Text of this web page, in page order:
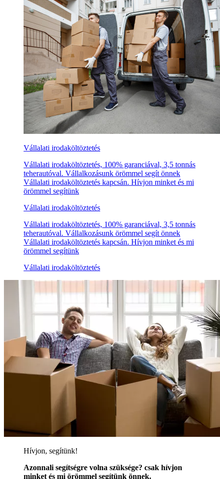
Vállalati irodaköltöztetés
Vállalati irodaköltöztetés, 100% garanciával, 3,5 tonnás
teherautóval. Vállalkozásunk örömmel segít önnek
Vállalati irodaköltöztetés kapcsán. Hívjon minket és mi
örömmel segítünk
Vállalati irodaköltöztetés
Vállalati irodaköltöztetés, 100% garanciával, 3,5 tonnás
teherautóval. Vállalkozásunk örömmel segít önnek
Vállalati irodaköltöztetés kapcsán. Hívjon minket és mi
örömmel segítünk
Vállalati irodaköltöztetés
Hívjon, segítünk!
Azonnali segítségre volna szüksége? csak hívjon
minket és mi örömmel segítünk önnek.